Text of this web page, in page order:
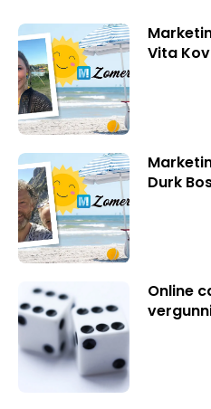
Vita
Durk
Online